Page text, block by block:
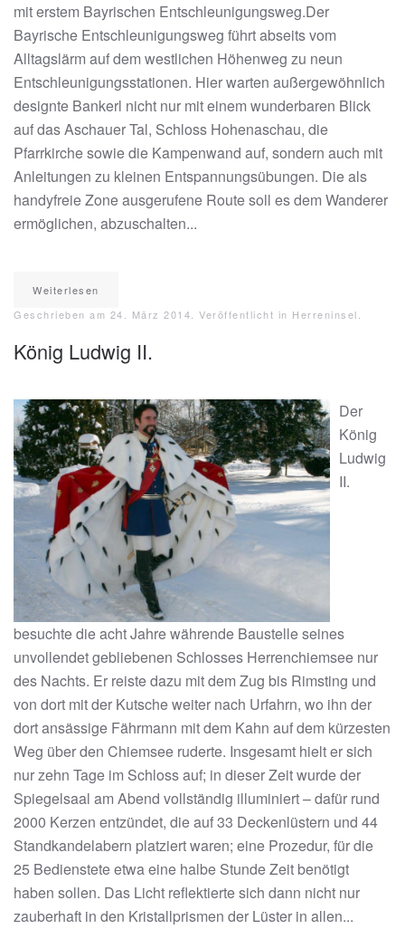
mit erstem Bayrischen Entschleunigungsweg.Der
Bayrische Entschleunigungsweg führt abseits vom
Alltagslärm auf dem westlichen Höhenweg zu neun
Entschleunigungsstationen. Hier warten außergewöhnlich
designte Bankerl nicht nur mit einem wunderbaren Blick
auf das Aschauer Tal, Schloss Hohenaschau, die
Pfarrkirche sowie die Kampenwand auf, sondern auch mit
Anleitungen zu kleinen Entspannungsübungen. Die als
handyfreie Zone ausgerufene Route soll es dem Wanderer
ermöglichen, abzuschalten...
Weiterlesen
Geschrieben am 24. März 2014. Veröffentlicht in Herreninsel.
König Ludwig II.
Der
König
Ludwig
II.
besuchte die acht Jahre währende Baustelle seines
unvollendet gebliebenen Schlosses Herrenchiemsee nur
des Nachts. Er reiste dazu mit dem Zug bis Rimsting und
von dort mit der Kutsche weiter nach Urfahrn, wo ihn der
dort ansässige Fährmann mit dem Kahn auf dem kürzesten
Weg über den Chiemsee ruderte. Insgesamt hielt er sich
nur zehn Tage im Schloss auf; in dieser Zeit wurde der
Spiegelsaal am Abend vollständig illuminiert – dafür rund
2000 Kerzen entzündet, die auf 33 Deckenlüstern und 44
Standkandelabern platziert waren; eine Prozedur, für die
25 Bedienstete etwa eine halbe Stunde Zeit benötigt
haben sollen. Das Licht reflektierte sich dann nicht nur
zauberhaft in den Kristallprismen der Lüster in allen...